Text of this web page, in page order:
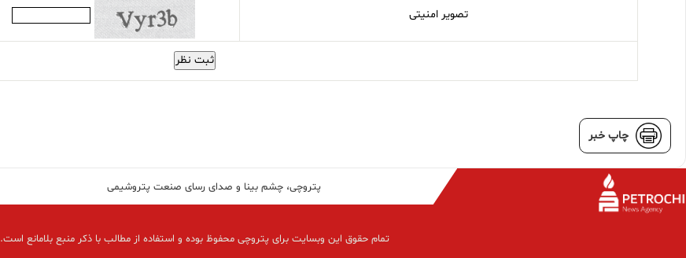
تصویر امنیتی
ثبت نظر
چاپ خبر
پتروچی، چشم بینا و صدای رسای صنعت پتروشیمی
تمام حقوق این وبسایت برای پتروچی محفوظ بوده و استفاده از مطالب با ذکر منبع بلامانع است.